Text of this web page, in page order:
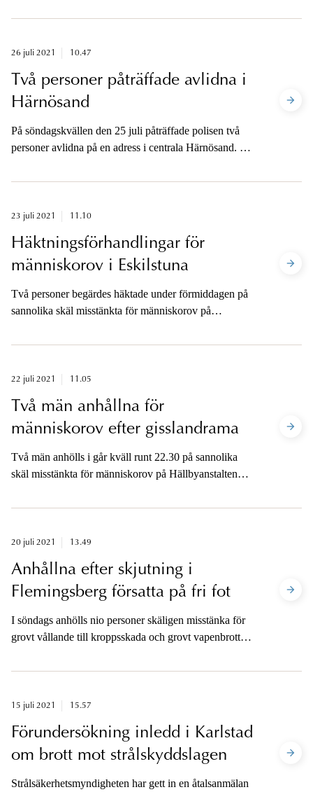
på sannolika skäl misstänkt för grovt vapenbrott och
häktningsförhandling är kl. 14.
26 juli 2021 10.47
Två personer påträffade avlidna i
Härnösand
På söndagskvällen den 25 juli påträffade polisen två
personer avlidna på en adress i centrala Härnösand. Det
orsakat dödsfallen. En utredning om mord har inletts.
23 juli 2021 11.10
Häktningsförhandlingar för
människorov i Eskilstuna
Två personer begärdes häktade under förmiddagen på
sannolika skäl misstänkta för människorov på
Eskilstuna tingsrätt håller häktningsförhandlingar kl.
22 juli 2021 11.05
Två män anhållna för
människorov efter gisslandrama
Två män anhölls i går kväll runt 22.30 på sannolika
skäl misstänkta för människorov på Hällbyanstalten
vaktrum och höll två från personalen som gisslan.
20 juli 2021 13.49
Anhållna efter skjutning i
Flemingsberg försatta på fri fot
I söndags anhölls nio personer skäligen misstänka för
grovt vållande till kroppsskada och grovt vapenbrott
tisdagen försatts på fri fot av åklagare, även om
tillgänglig för media.
15 juli 2021 15.57
Förundersökning inledd i Karlstad
om brott mot strålskyddslagen
Strålsäkerhetsmyndigheten har gett in en åtalsanmälan